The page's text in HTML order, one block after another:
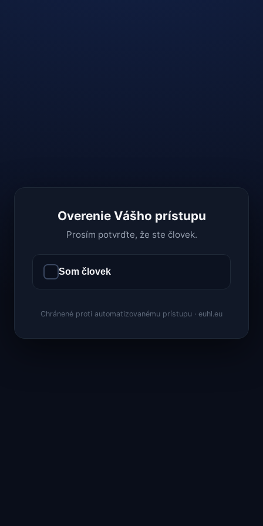
Overenie Vášho prístupu
Prosím potvrďte, že ste človek.
Som človek
Chránené proti automatizovanému prístupu · euhl.eu